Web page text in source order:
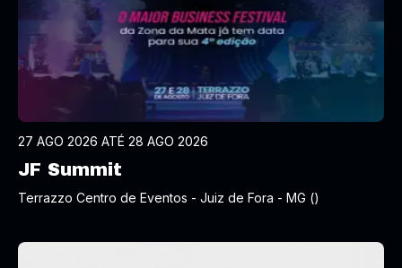
27 AGO 2026 ATÉ 28 AGO 2026
JF Summit
Terrazzo Centro de Eventos - Juiz de Fora - MG ()